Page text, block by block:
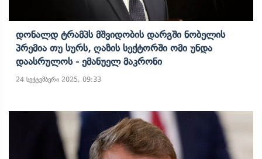
Დონალდ Ტრამპს Მშვიდობის Დარგში Ნობელის
Პრემია Თუ Სურს, Ღაზის Სექტორში Ომი Უნდა
Დაასრულოს - Ემანუელ Მაკრონი
24 სექტემბერი 2025, 09:33